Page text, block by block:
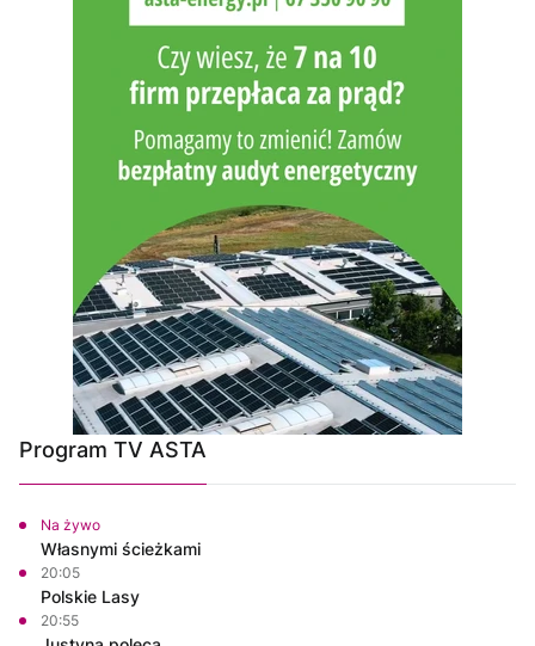
Program TV ASTA
Na żywo
Własnymi ścieżkami
20:05
Polskie Lasy
20:55